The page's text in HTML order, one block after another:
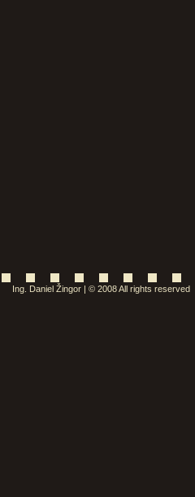
Ing. Daniel Žingor | © 2008 All rights reserved